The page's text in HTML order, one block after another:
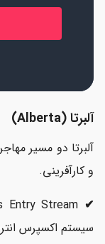
آلبرتا (Alberta)
آلبرتا دو مسیر
و کارآفرینی.
✔
سیستم اکسپرس